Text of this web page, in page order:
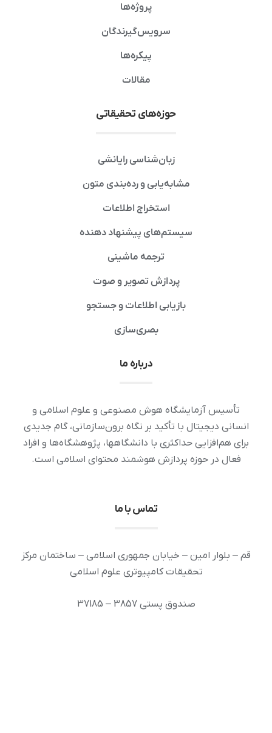
پروژه‌ها
سرویس‌گیرندگان
پیکره‌ها
مقالات
حوزه‌های تحقیقاتی
زبان‌شناسی رایانشی
مشابه‌یابی و رده‌بندی متون
استخراج اطلاعات
سیستم‌های پیشنهاد دهنده
ترجمه ماشینی
پردازش تصویر و صوت
بازیابی اطلاعات و جستجو
بصری‌سازی
درباره ما
تأسیس آزمایشگاه هوش مصنوعی و علوم اسلامی و
انسانی دیجیتال با تأکید بر نگاه برون‌سازمانی، گام جدیدی
برای هم‌افزایی حداکثری با دانشگاهها، پژوهشگاه‌ها و افراد
فعال در حوزه پردازش هوشمند محتوای اسلامی است.
تماس با ما
قم – بلوار امین – خیابان جمهوری اسلامی – ساختمان مرکز
تحقیقات کامپیوتری علوم اسلامی
صندوق پستی 3857 – 37185